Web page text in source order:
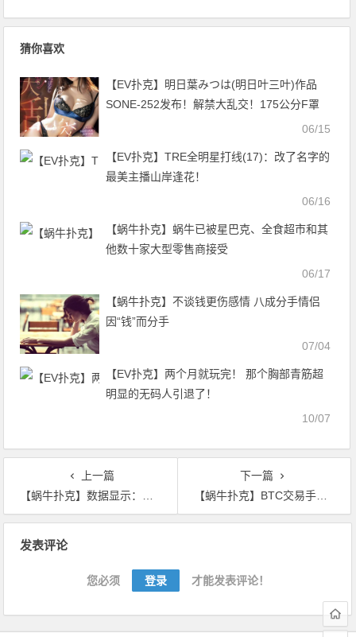
猜你喜欢
【EV扑克】明日葉みつは(明日叶三叶)作品
SONE-252发布！解禁大乱交！175公分F罩
06/15
【EV扑克】TRE全明星打线(17)：改了名字的
最美主播山岸逢花！
06/16
【蜗牛扑克】蜗牛已被星巴克、全食超市和其
他数十家大型零售商接受
06/17
【蜗牛扑克】不谈钱更伤感情 八成分手情侣
因“钱”而分手
07/04
【EV扑克】两个月就玩完！ 那个胸部青筋超
明显的无码人引退了！
10/07
上一篇
【蜗牛扑克】数据显示：巴西加密市场交易了10万枚BTC 打破拉丁美洲记录
下一篇
【蜗牛扑克】BTC交易手续费一度高于BCH每日扑克奖励
发表评论
您必须 登录 才能发表评论！